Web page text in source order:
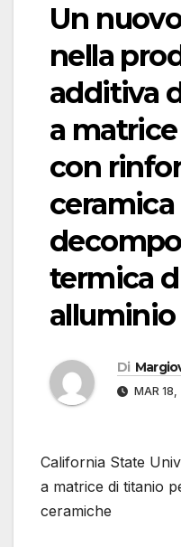
Un
nella
additiva
a
con
termica
alluminio
Di
MAR 18,
California State
a matrice di titanio
ceramiche